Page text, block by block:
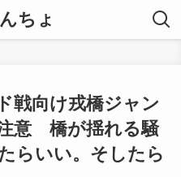
ちょ
戦向け戎橋ジャン
意 橋が揺れる騒
らいい。そしたら